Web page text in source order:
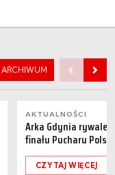
ARCHIWUM
AKTUALNOŚCI
Arka Gdynia
finału Pucharu Polski
CZYTAJ WIĘCEJ